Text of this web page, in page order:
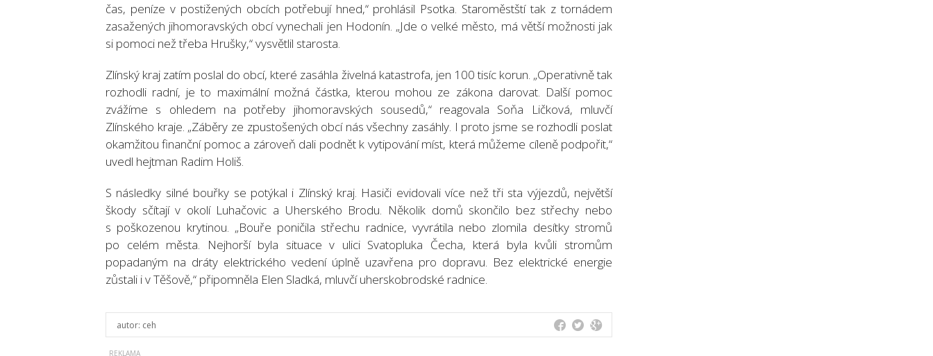
čas, peníze v postižených obcích potřebují hned,“ prohlásil Psotka. Staroměstští tak z tornádem
zasažených jihomoravských obcí vynechali jen Hodonín. „Jde o velké město, má větší možnosti jak
si pomoci než třeba Hrušky,“ vysvětlil starosta.
Zlínský kraj zatím poslal do obcí, které zasáhla živelná katastrofa, jen 100 tisíc korun. „Operativně tak
rozhodli radní, je to maximální možná částka, kterou mohou ze zákona darovat. Další pomoc
zvážíme s ohledem na potřeby jihomoravských sousedů,“ reagovala Soňa Ličková, mluvčí
Zlínského kraje. „Záběry ze zpustošených obcí nás všechny zasáhly. I proto jsme se rozhodli poslat
okamžitou finanční pomoc a zároveň dali podnět k vytipování míst, která můžeme cíleně podpořit,“
uvedl hejtman Radim Holiš.
S následky silné bouřky se potýkal i Zlínský kraj. Hasiči evidovali více než tři sta výjezdů, největší
škody sčítají v okolí Luhačovic a Uherského Brodu. Několik domů skončilo bez střechy nebo
s poškozenou krytinou. „Bouře poničila střechu radnice, vyvrátila nebo zlomila desítky stromů
po celém města. Nejhorší byla situace v ulici Svatopluka Čecha, která byla kvůli stromům
popadaným na dráty elektrického vedení úplně uzavřena pro dopravu. Bez elektrické energie
zůstali i v Těšově,“ připomněla Elen Sladká, mluvčí uherskobrodské radnice.
autor: ceh